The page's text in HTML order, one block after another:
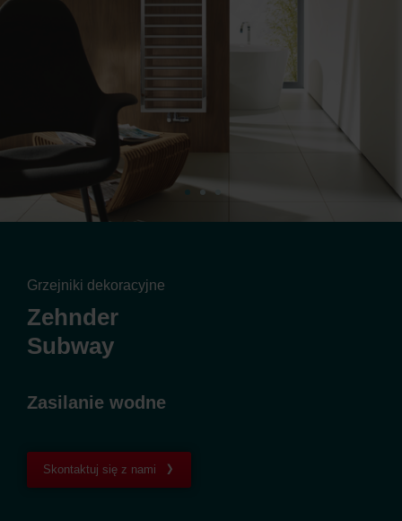
Grzejniki dekoracyjne
Zehnder
Subway
Zasilanie wodne
Skontaktuj się z nami